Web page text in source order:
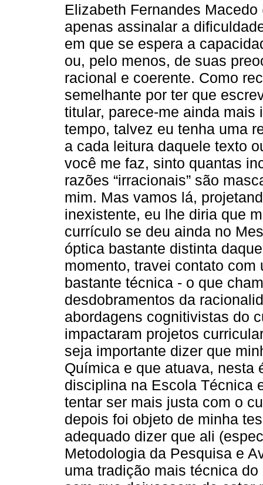
Elizabeth Fernandes
apenas assinalar a
em que se espera a
ou, pelo menos, de suas
racional e coerente. Como
semelhante por ter que
titular, parece-me ainda
tempo, talvez eu tenha uma
a cada leitura daquele texto
você me faz, sinto quantas
razões “irracionais” são
mim. Mas vamos lá,
inexistente, eu lhe diria que
currículo se deu ainda no
óptica bastante distinta
momento, travei contato
bastante técnica - o que
desdobramentos da
abordagens cognitivistas do
impactaram projetos
seja importante dizer que
Química e que atuava, nesta
disciplina na Escola Técnica
tentar ser mais justa com o
depois foi objeto de minha
adequado dizer que ali
Metodologia da Pesquisa e
uma tradição mais técnica